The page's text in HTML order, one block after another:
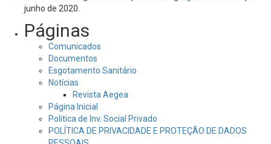
junho de 2020.
Páginas
Comunicados
Documentos
Esgotamento Sanitário
Notícias
Revista Aegea
Página Inicial
Politica de Inv. Social Privado
POLÍTICA DE PRIVACIDADE E PROTEÇÃO DE DADOS